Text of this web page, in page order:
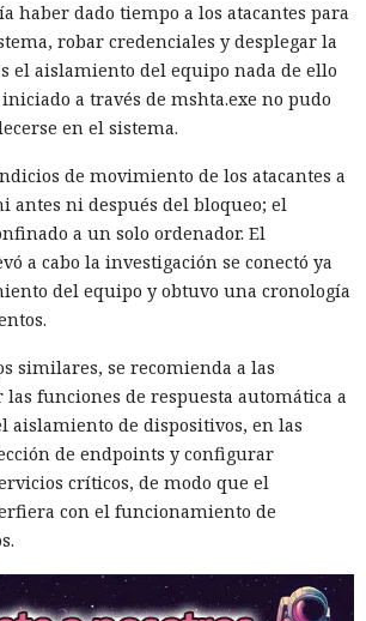
haber dado tiempo a los atacantes para
robar credenciales y desplegar la
el aislamiento del equipo nada de ello
a través de mshta.exe no pudo
en el sistema.
de movimiento de los atacantes a
antes ni después del bloqueo; el
a un solo ordenador. El
a cabo la investigación se conectó ya
del equipo y obtuvo una cronología
similares, se recomienda a las
funciones de respuesta automática a
aislamiento de dispositivos, en las
de endpoints y configurar
críticos, de modo que el
con el funcionamiento de